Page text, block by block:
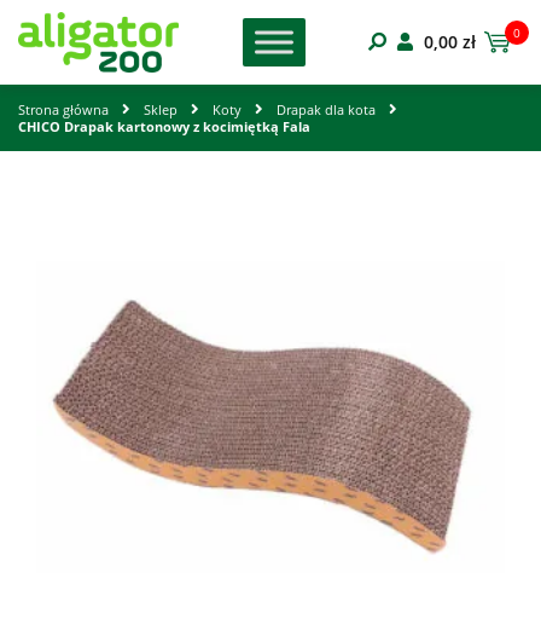
0,00 zł 0
Strona główna Sklep Koty
Drapak dla kota
CHICO Drapak kartonowy z kocimiętką Fala